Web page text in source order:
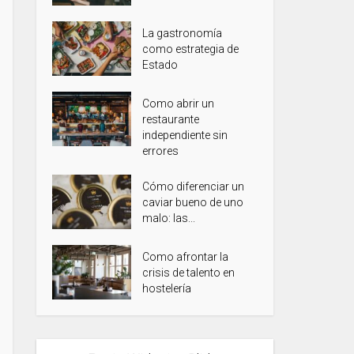
La gastronomía
como estrategia de
Estado
Como abrir un
restaurante
independiente sin
errores
Cómo diferenciar un
caviar bueno de uno
malo: las...
Como afrontar la
crisis de talento en
hostelería